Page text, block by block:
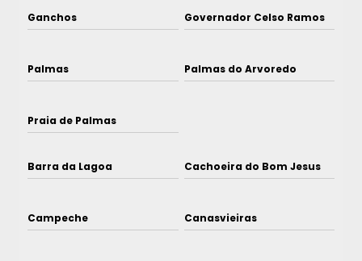
Ganchos Governador Celso Ramos
Palmas Palmas do Arvoredo
Praia de Palmas
Barra da Lagoa Cachoeira do Bom Jesus
Campeche Canasvieiras